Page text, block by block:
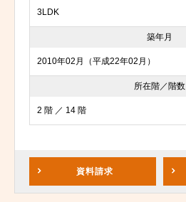
3LDK
築年月
2010年02月（平成22年02月）
所在階／階数
2 階 ／ 14 階
資料請求